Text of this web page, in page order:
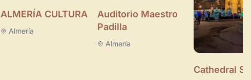
ALMERÍA CULTURA
Almería
Auditorio Maestro
Padilla
Almería
Cathedral